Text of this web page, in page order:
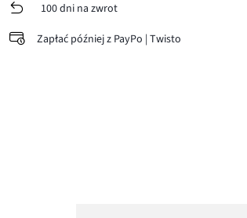
100 dni na zwrot
Zapłać później z PayPo | Twisto